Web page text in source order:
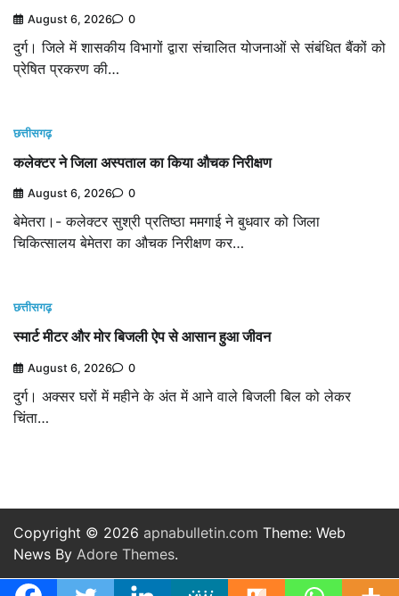
August 6, 2026 0
दुर्ग। जिले में शासकीय विभागों द्वारा संचालित योजनाओं से संबंधित बैंकों को
प्रेषित प्रकरण की…
छत्तीसगढ़
कलेक्टर ने जिला अस्पताल का किया औचक निरीक्षण
August 6, 2026 0
बेमेतरा।- कलेक्टर सुश्री प्रतिष्ठा ममगाई ने बुधवार को जिला
चिकित्सालय बेमेतरा का औचक निरीक्षण कर…
छत्तीसगढ़
स्मार्ट मीटर और मोर बिजली ऐप से आसान हुआ जीवन
August 6, 2026 0
दुर्ग। अक्सर घरों में महीने के अंत में आने वाले बिजली बिल को लेकर
चिंता…
Copyright © 2026 apnabulletin.com Theme: Web
News By Adore Themes.